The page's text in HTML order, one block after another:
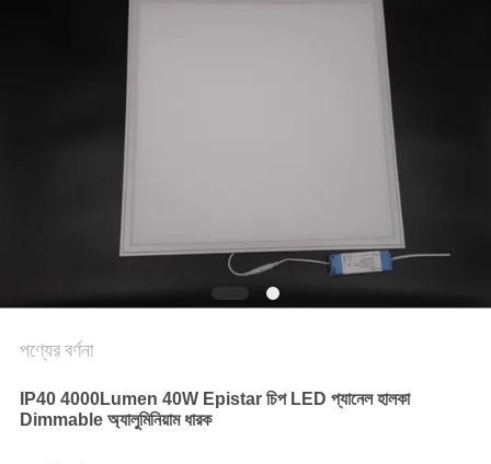
PRIVACY
পণ্যের বর্ণনা
IP40 4000Lumen 40W Epistar চিপ LED প্যানেল হালকা
Dimmable অ্যালুমিনিয়াম ধারক